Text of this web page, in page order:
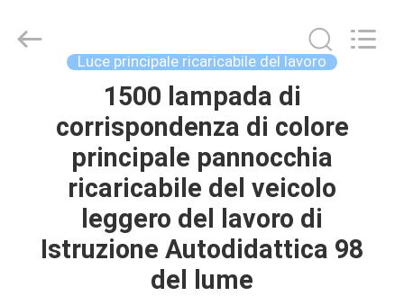
PRODOTTI
International
Trade
Luce principale ricaricabile del lavoro
1500 lampada di
corrispondenza di colore
principale pannocchia
ricaricabile del veicolo
leggero del lavoro di
Istruzione Autodidattica 98
del lume